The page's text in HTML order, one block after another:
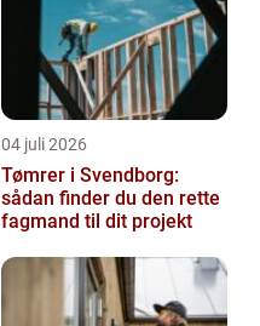
04 juli 2026
Tømrer i Svendborg:
sådan finder du den rette
fagmand til dit projekt